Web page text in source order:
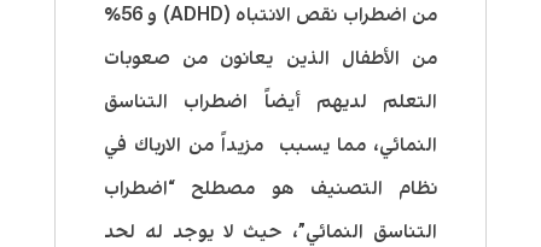
من اضطراب نقص الانتباه (ADHD) و 56٪
من الأطفال الذين يعانون من صعوبات
التعلم لديهم أيضاً اضطراب التناسق
النمائي، مما يسبب مزيداً من الارباك في
نظام التصنيف هو مصطلح “اضطراب
التناسق النمائي”، حيث لا يوجد له لحد